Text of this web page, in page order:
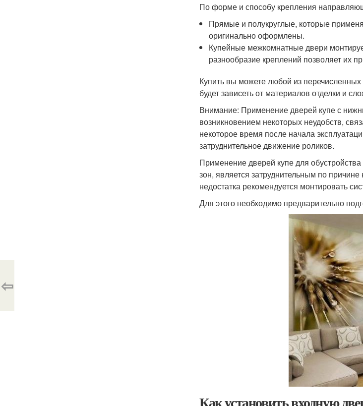
По форме и способу крепления
Прямые и полукруглые, которые
оригинально оформлены.
Купейные межкомнатные двери
разнообразие креплений позволяет их
Купить вы можете любой из
будет зависеть от материалов отделки и
Внимание: Применение дверей купе с
возникновением некоторых неудобств,
некоторое время после начала
затруднительное движение роликов.
Применение дверей купе для
зон, является затруднительным по
недостатка рекомендуется монтировать
Для этого необходимо предварительно
⇦